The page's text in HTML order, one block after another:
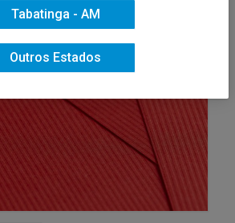
Tabatinga - AM
Outros Estados